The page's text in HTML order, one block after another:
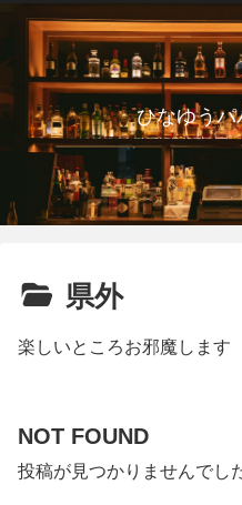
ひなゆうパ
県外
楽しいところお邪魔します
NOT FOUND
投稿が見つかりませんでし